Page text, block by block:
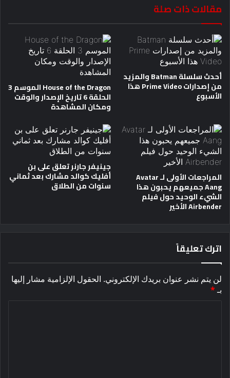
مقالات ذات صلة
أحدث سلسلة Batman والمزيد
من إصدارات Prime Video هذا
الأسبوع
House of the Dragon الموسم 3
الحلقة 6 تاريخ الإصدار والوقت
ومكان المشاهدة
المراجعات الأولى لـ Avatar
Aang جميعهم يحبون هذا
الشيء الوحيد حول فيلم
Airbender الأخير
جينيفر جارنر تعلق على بن
أفليك كوالد مشارك بعد ثماني
سنوات من الطلاق
اترك تعليقاً
لن يتم نشر عنوان بريدك الإلكتروني. الحقول الإلزامية مشار إليها
بـ*